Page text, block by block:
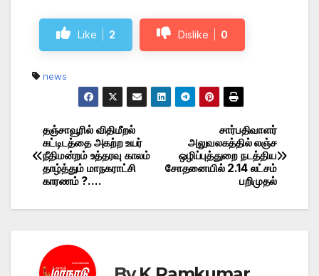
Like 2 Dislike 0
news
Post
navigation
சார்பதிவாளர்
அலுவலகத்தில் லஞ்ச
ஒழிப்புத்துறை நடத்திய
சோதனையில் 2.14 லட்சம்
பறிமுதல்
தஞ்சாவூரில் விதிமீறல்
கட்டிடத்தை அகற்ற உயர்
நீதிமன்றம் உத்தரவு காலம்
தாழ்த்தும் மாநகராட்சி
காரணம் ?….